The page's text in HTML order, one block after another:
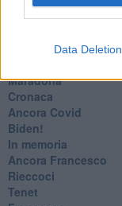
Data Deletion
​L’anno del vaccino
​Il rosario
Maradona
Cronaca
​Ancora Covid
​Biden!
In memoria
​Ancora Francesco
Rieccoci
Tenet